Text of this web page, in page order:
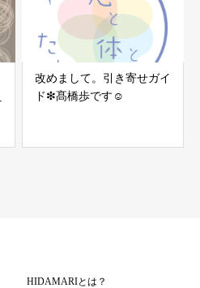
改めまして。引き寄せガイ
ド❇︎髙橋歩です☺︎
HIDAMARIとは？